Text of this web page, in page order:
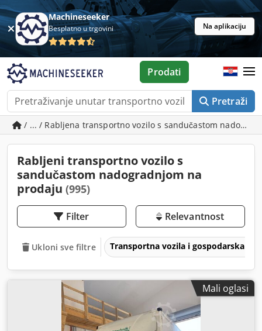
Machineseeker
Besplatno u trgovini Na aplikaciju
Pretraži
Prodati
/ ... / Rabljena transportno vozilo s sandučastom
Rabljeni transportno vozilo s
sandučastom nadogradnjom na
prodaju (995)
Filter Relevantnost
Ukloni sve filtre Transportna vozila i gospodarska
Mali oglasi